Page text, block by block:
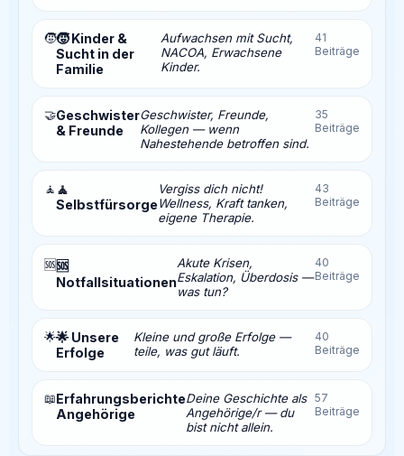
🧒🧒 Kinder &
Sucht in der
Familie
Aufwachsen mit Sucht,
NACOA, Erwachsene
Kinder.
41
Beiträge
🤝Geschwister
& Freunde
Geschwister, Freunde,
Kollegen — wenn
Nahestehende betroffen sind.
35
Beiträge
🧘 🧘
Selbstfürsorge
Vergiss dich nicht!
Wellness, Kraft tanken,
eigene Therapie.
43
Beiträge
🆘🆘
Notfallsituationen
Akute Krisen,
Eskalation, Überdosis —
was tun?
40
Beiträge
🌟🌟 Unsere
Erfolge
Kleine und große Erfolge —
teile, was gut läuft.
40
Beiträge
📖Erfahrungsberichte
Angehörige
Deine Geschichte als
Angehörige/r — du
bist nicht allein.
57
Beiträge